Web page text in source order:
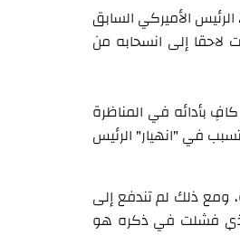
الأميركي السابق
خلال مناظرته مع ترامب في يونيو 2024، والتي أدت لاحقا إلى انسحابه من
بأدائه في المناظرة
في "انهيار" الرئيس
ومع ذلك لم تندفع إلى
فشلت في ذكره هو